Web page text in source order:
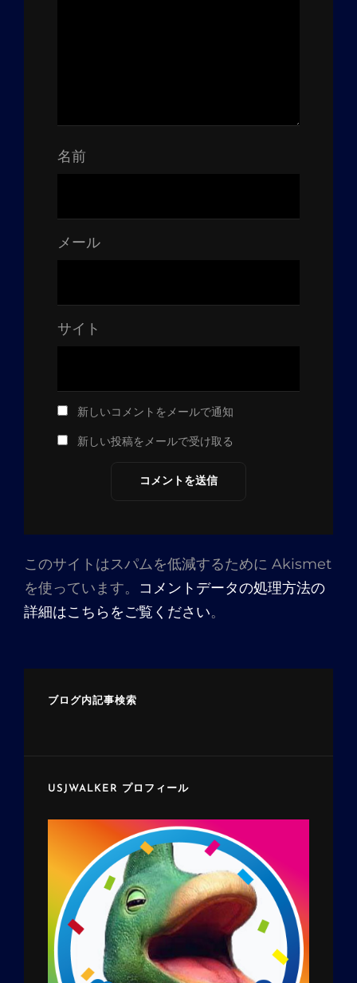
名前
メール
サイト
新しいコメントをメールで通知
新しい投稿をメールで受け取る
このサイトはスパムを低減するために Akismet
を使っています。 コメントデータの処理方法の
詳細はこちらをご覧ください。
ブログ内記事検索
USJWALKER プロフィール